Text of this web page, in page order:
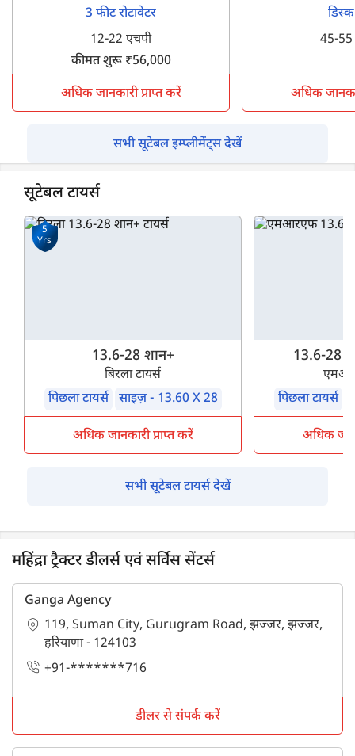
3 फीट रोटावेटर
12-22 एचपी
कीमत शुरू ₹56,000
अधिक जानकारी प्राप्त करें
45-55
अधिक
सभी सूटेबल इम्प्लीमेंट्स देखें
सूटेबल टायर्स
5
Yrs
13.6-28 शान+
बिरला टायर्स
पिछला टायर्स
साइज़ - 13.60 X 28
अधिक जानकारी प्राप्त करें
13.6-28
पिछला टायर्स
अधिक
सभी सूटेबल टायर्स देखें
महिंद्रा ट्रैक्टर डीलर्स एवं सर्विस सेंटर्स
Ganga Agency
119, Suman City, Gurugram Road, झज्जर, झज्जर,
हरियाणा - 124103
+91-*******716
डीलर से संपर्क करें